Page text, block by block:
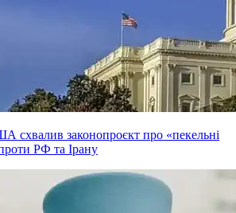
схвалив законопроєкт про «пекельні
РФ та Ірану